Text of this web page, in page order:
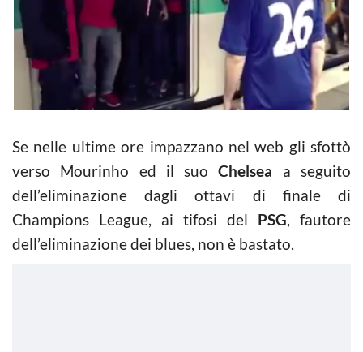
Se nelle ultime ore impazzano nel web gli sfottò
verso Mourinho ed il suoChelsea a seguito
dell’eliminazione dagli ottavi di finale di
Champions League, ai tifosi del PSG, fautore
dell’eliminazione dei blues, non è bastato.